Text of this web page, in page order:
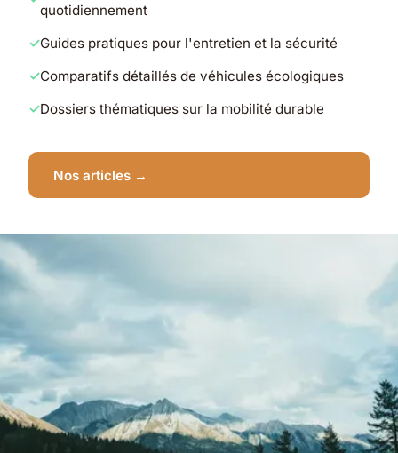
quotidiennement
Guides pratiques pour l'entretien et la sécurité
Comparatifs détaillés de véhicules écologiques
Dossiers thématiques sur la mobilité durable
Nos articles →